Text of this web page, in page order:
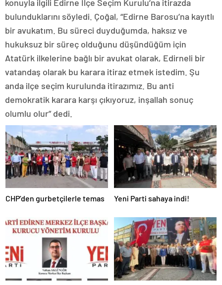
konuyla ilgili Edirne İlçe Seçim Kurulu’na itirazda
bulunduklarını söyledi. Çoğal, “Edirne Barosu’na kayıtlı
bir avukatım. Bu süreci duyduğumda, haksız ve
hukuksuz bir süreç olduğunu düşündüğüm için
Atatürk ilkelerine bağlı bir avukat olarak, Edirneli bir
vatandaş olarak bu karara itiraz etmek istedim. Şu
anda ilçe seçim kurulunda itirazımız. Bu anti
demokratik karara karşı çıkıyoruz, inşallah sonuç
olumlu olur” dedi.
CHP’den gurbetçilerle temas Yeni Parti sahaya indi!